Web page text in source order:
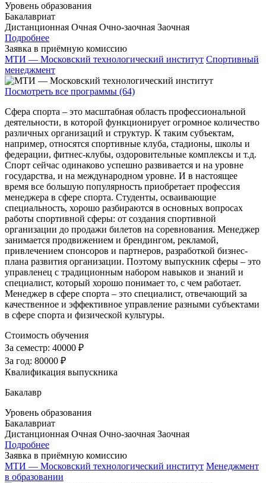
Уровень образования
Бакалавриат
Дистанционная Очная Очно-заочная Заочная
Подробнее
Заявка в приёмную комиссию
МТИ — Московский технологический институт Спортивный
менеджмент
Посмотреть все программы (64)
Сфера спорта – это масштабная область профессиональной
деятельности, в которой функционирует огромное количество
различных организаций и структур. К таким субъектам,
например, относятся спортивные клуба, стадионы, школы и
федерации, фитнес-клубы, оздоровительные комплексы и т.д.
Спорт сейчас одинаково успешно развивается и на уровне
государства, и на международном уровне. И в настоящее
время все большую популярность приобретает профессия
менеджера в сфере спорта. Студенты, осваивающие
специальность, хорошо разбираются в основных вопросах
работы спортивной сферы: от создания спортивной
организации до продажи билетов на соревнования. Менеджер
занимается продвижением и брендингом, рекламой,
привлечением спонсоров и партнеров, разработкой бизнес-
плана развития организации. Поэтому выпускник сферы – это
управленец с традиционным набором навыков и знаний и
специалист, который хорошо понимает то, с чем работает.
Менеджер в сфере спорта – это специалист, отвечающий за
качественное и эффективное управление разными субъектами
в сфере спорта и физической культуры.
Стоимость обучения
За семестр: 40000 ₽
За год: 80000 ₽
Квалификация выпускника
Бакалавр
Уровень образования
Бакалавриат
Дистанционная Очная Очно-заочная Заочная
Подробнее
Заявка в приёмную комиссию
МТИ — Московский технологический институт Менеджмент
в образовании